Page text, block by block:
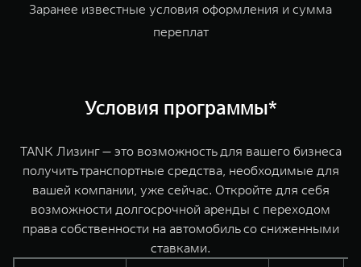
Заранее известные условия оформления и сумма
переплат
Условия программы*
TANK Лизинг — это возможность для вашего бизнеса
получить транспортные средства, необходимые для
вашей компании, уже сейчас. Откройте для себя
возможности долгосрочной аренды с переходом
права собственности на автомобиль со сниженными
ставками.